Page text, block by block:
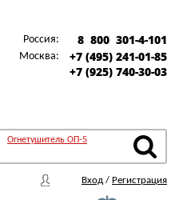
Россия: 8 800 301-4-101
Москва:
+7 (495) 241-01-85
+7 (925) 740-30-03
Огнетушитель ОП-5
Вход / Регистрация